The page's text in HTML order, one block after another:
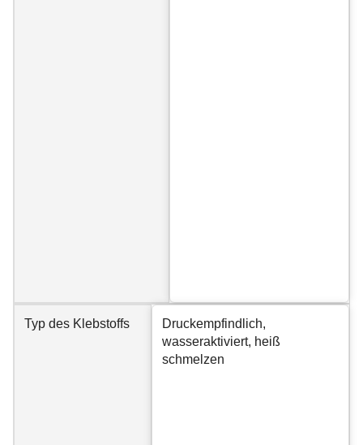
Typ des Klebstoffs
Druckempfindlich,
wasseraktiviert, heiß
schmelzen